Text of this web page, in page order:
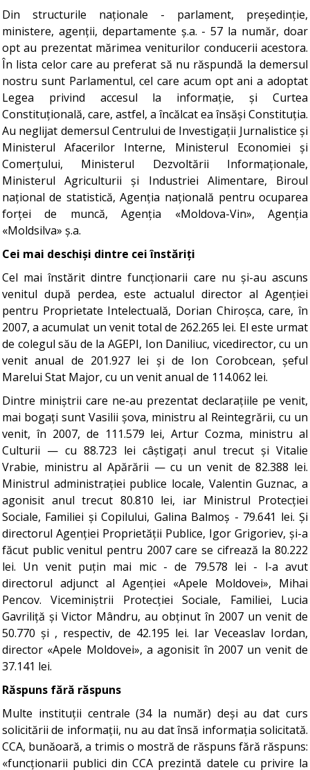
Din structurile naționale - parlament, președinție,
ministere, agenții, departamente ș.a. - 57 la număr, doar
opt au prezentat mărimea veniturilor conducerii acestora.
În lista celor care au preferat să nu răspundă la demersul
nostru sunt Parlamentul, cel care acum opt ani a adoptat
Legea privind accesul la informație, și Curtea
Constituțională, care, astfel, a încălcat ea însăși Constituția.
Au neglijat demersul Centrului de Investigații Jurnalistice și
Ministerul Afacerilor Interne, Ministerul Economiei și
Comerțului, Ministerul Dezvoltării Informaționale,
Ministerul Agriculturii și Industriei Alimentare, Biroul
național de statistică, Agenția națională pentru ocuparea
forței de muncă, Agenția «Moldova-Vin», Agenția
«Moldsilva» ș.a.
Cei mai deschiși dintre cei înstăriți
Cel mai înstărit dintre funcționarii care nu și-au ascuns
venitul după perdea, este actualul director al Agenției
pentru Proprietate Intelectuală, Dorian Chiroșca, care, în
2007, a acumulat un venit total de 262.265 lei. El este urmat
de colegul său de la AGEPI, Ion Daniliuc, vicedirector, cu un
venit anual de 201.927 lei și de Ion Corobcean, șeful
Marelui Stat Major, cu un venit anual de 114.062 lei.
Dintre miniștrii care ne-au prezentat declarațiile pe venit,
mai bogați sunt Vasilii șova, ministru al Reintegrării, cu un
venit, în 2007, de 111.579 lei, Artur Cozma, ministru al
Culturii — cu 88.723 lei câștigați anul trecut și Vitalie
Vrabie, ministru al Apărării — cu un venit de 82.388 lei.
Ministrul administrației publice locale, Valentin Guznac, a
agonisit anul trecut 80.810 lei, iar Ministrul Protecției
Sociale, Familiei și Copilului, Galina Balmoș - 79.641 lei. Și
directorul Agenției Proprietății Publice, Igor Grigoriev, și-a
făcut public venitul pentru 2007 care se cifrează la 80.222
lei. Un venit puțin mai mic - de 79.578 lei - l-a avut
directorul adjunct al Agenției «Apele Moldovei», Mihai
Pencov. Viceminiștrii Protecției Sociale, Familiei, Lucia
Gavriliță și Victor Mândru, au obținut în 2007 un venit de
50.770 și , respectiv, de 42.195 lei. Iar Veceaslav Iordan,
director «Apele Moldovei», a agonisit în 2007 un venit de
37.141 lei.
Răspuns fără răspuns
Multe instituții centrale (34 la număr) deși au dat curs
solicitării de informații, nu au dat însă informația solicitată.
CCA, bunăoară, a trimis o mostră de răspuns fără răspuns:
«funcționarii publici din CCA prezintă datele cu privire la